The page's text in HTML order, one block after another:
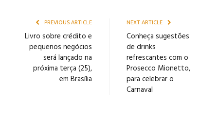
PREVIOUS ARTICLE
Livro sobre crédito e
pequenos negócios
será lançado na
próxima terça (25),
em Brasília
NEXT ARTICLE
Conheça sugestões
de drinks
refrescantes com o
Prosecco Mionetto,
para celebrar o
Carnaval